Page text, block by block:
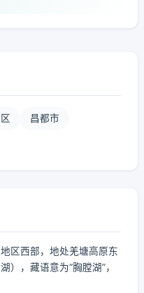
昌都市
区西部，地处羌塘高原东
），藏语意为“胸膛湖”，